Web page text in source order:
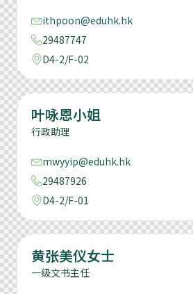
ithpoon@eduhk.hk
29487747
D4-2/F-02
叶咏恩小姐
行政助理
mwyyip@eduhk.hk
29487926
D4-2/F-01
黄张美仪女士
一级文书主任